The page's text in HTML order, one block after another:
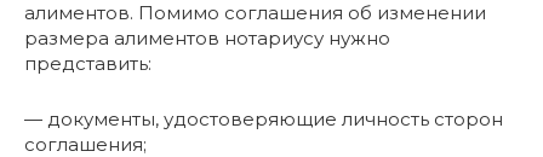
алиментов. Помимо соглашения об изменении
размера алиментов нотариусу нужно
представить:
— документы, удостоверяющие личность сторон
соглашения;